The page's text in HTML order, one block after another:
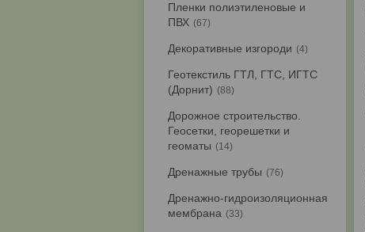
Пленки полиэтиленовые и
ПВХ
67
Декоративные изгороди 4
Геотекстиль ГТЛ, ГТС, ИГТС
(Дорнит)
88
Дорожное строительство.
Геосетки, георешетки и
геоматы
14
Дренажные трубы 76
Дренажно-гидроизоляционная
мембрана
33